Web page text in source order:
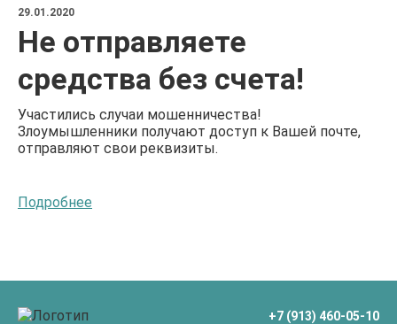
29.01.2020
Не отправляете
средства без счета!
Участились случаи мошенничества!
Злоумышленники получают доступ к Вашей почте,
отправляют свои реквизиты.
накладной!
получатель Афанасьева Екатерина Азарьевна...
Подробнее
+7 (913) 460-05-10